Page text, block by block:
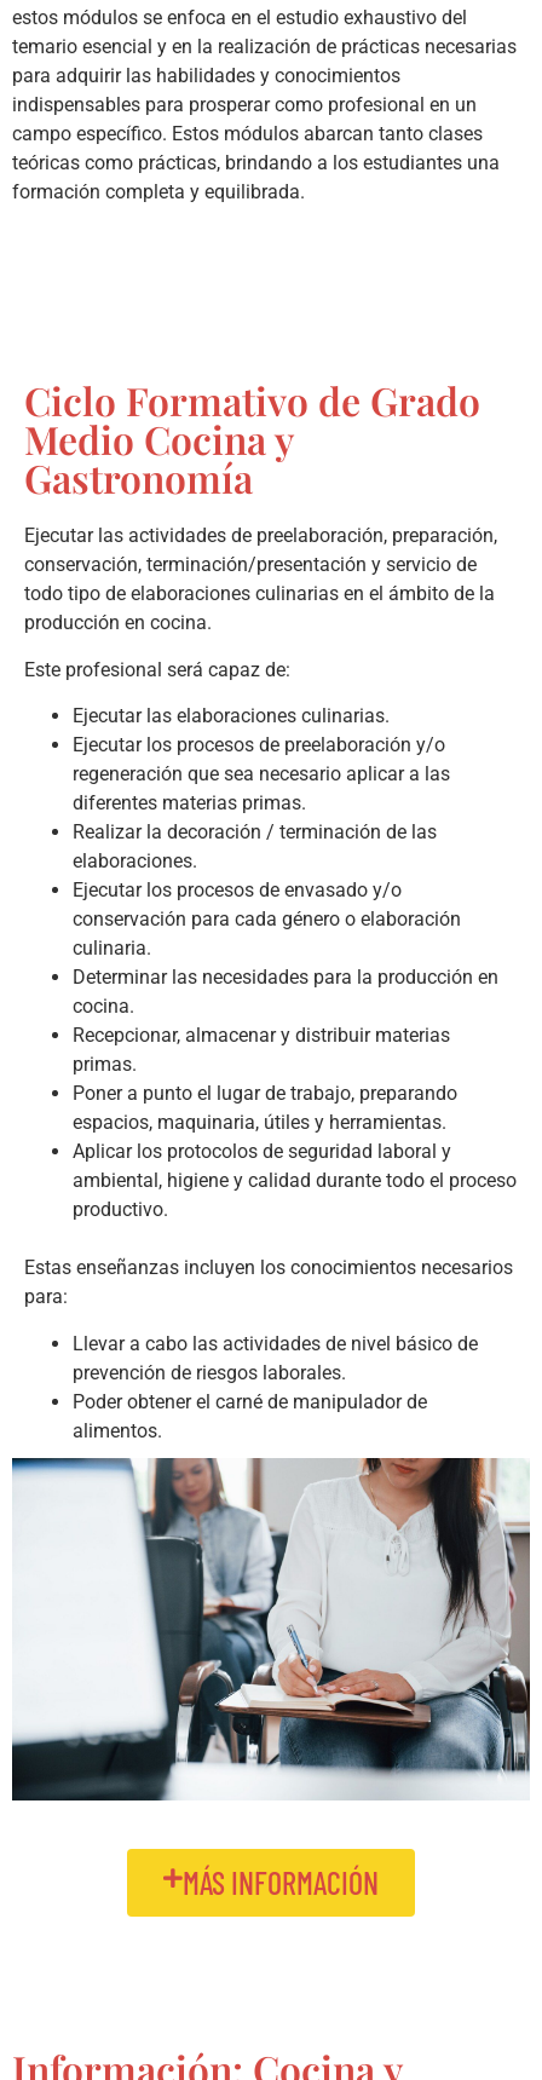
estos módulos se enfoca en el estudio exhaustivo del
temario esencial y en la realización de prácticas necesarias
para adquirir las habilidades y conocimientos
indispensables para prosperar como profesional en un
campo específico. Estos módulos abarcan tanto clases
teóricas como prácticas, brindando a los estudiantes una
formación completa y equilibrada.
Ciclo Formativo de Grado
Medio Cocina y
Gastronomía
Ejecutar las actividades de preelaboración, preparación,
conservación, terminación/presentación y servicio de
todo tipo de elaboraciones culinarias en el ámbito de la
producción en cocina.
Este profesional será capaz de:
Ejecutar las elaboraciones culinarias.
Ejecutar los procesos de preelaboración y/o
regeneración que sea necesario aplicar a las
diferentes materias primas.
Realizar la decoración / terminación de las
elaboraciones.
Ejecutar los procesos de envasado y/o
conservación para cada género o elaboración
culinaria.
Determinar las necesidades para la producción en
cocina.
Recepcionar, almacenar y distribuir materias
primas.
Poner a punto el lugar de trabajo, preparando
espacios, maquinaria, útiles y herramientas.
Aplicar los protocolos de seguridad laboral y
ambiental, higiene y calidad durante todo el proceso
productivo.
Estas enseñanzas incluyen los conocimientos necesarios
para:
Llevar a cabo las actividades de nivel básico de
prevención de riesgos laborales.
Poder obtener el carné de manipulador de
alimentos.
MÁS INFORMACIÓN
Información: Cocina y